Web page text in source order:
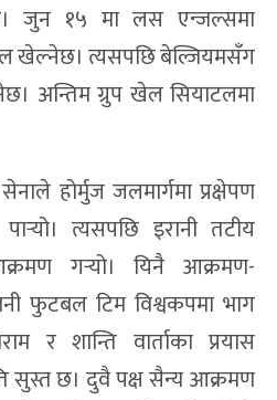
जुन १५ मा लस एन्जल्समा
खेल्नेछ। त्यसपछि बेल्जियमसँग
अन्तिम ग्रुप खेल सियाटलमा
होर्मुज जलमार्गमा प्रक्षेपण
त्यसपछि इरानी तटीय
गर्‍यो। यिनै आक्रमण-
फुटबल टिम विश्वकपमा भाग
र शान्ति वार्ताका प्रयास
सुस्त छ। दुवै पक्ष सैन्य आक्रमण